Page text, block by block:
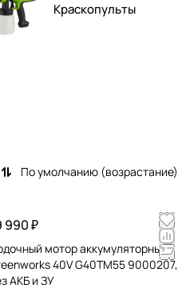
Краскопульты
По умолчанию (возрастание)
990 ₽
мотор аккумуляторный
40V G40TM55 9000207,
АКБ и ЗУ